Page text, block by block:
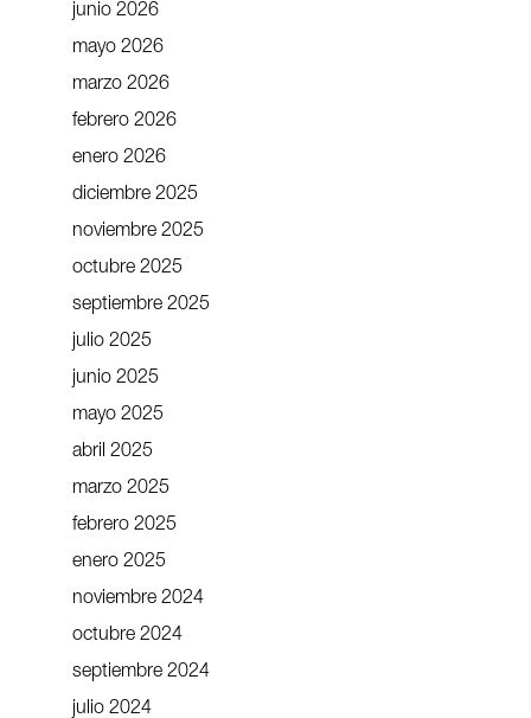
junio 2026
mayo 2026
marzo 2026
febrero 2026
enero 2026
diciembre 2025
noviembre 2025
octubre 2025
septiembre 2025
julio 2025
junio 2025
mayo 2025
abril 2025
marzo 2025
febrero 2025
enero 2025
noviembre 2024
octubre 2024
septiembre 2024
julio 2024